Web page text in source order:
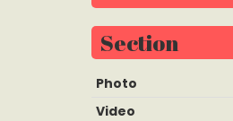
Section
Photo
Video